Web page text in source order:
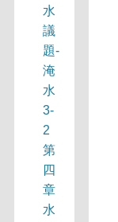
水
議
題-
淹
水
3-
2
第
四
章
水